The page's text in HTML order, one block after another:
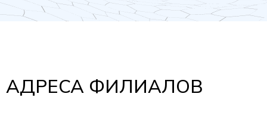
АДРЕСА ФИЛИАЛОВ